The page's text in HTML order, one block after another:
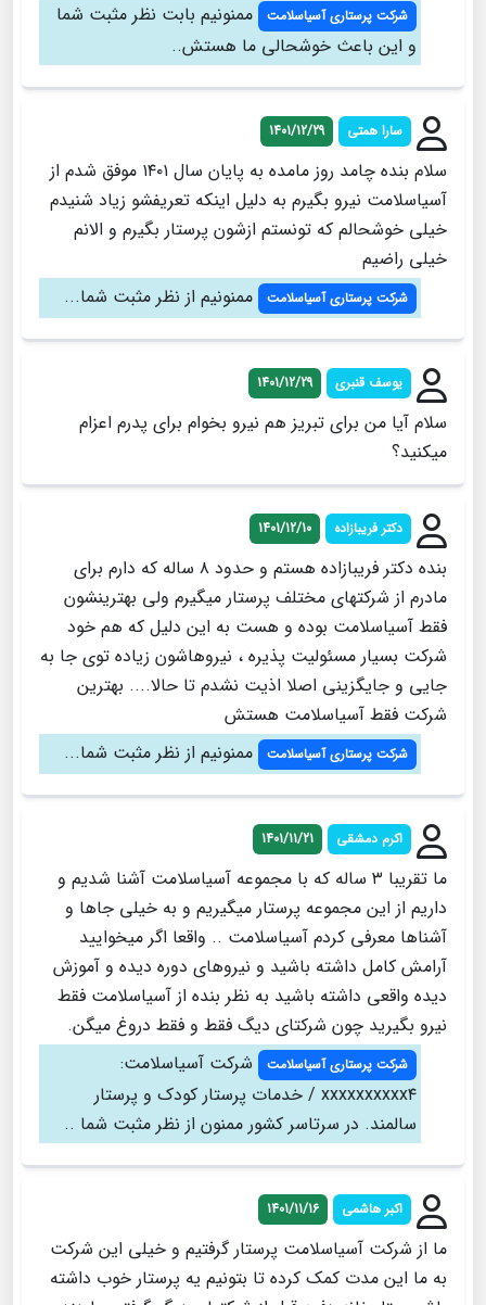
شرکت پرستاری آسیاسلامت
ممنونیم بابت نظر مثبت شما
و این باعث خوشحالی ما هستش..
سارا همتی 1401/12/29
سلام بنده چامد روز مامده به پایان سال ۱۴۰۱ موفق شدم از
آسیاسلامت نیرو بگیرم به دلیل اینکه تعریفشو زیاد شنیدم
خیلی خوشحالم که تونستم ازشون پرستار بگیرم و الانم
خیلی راضیم
شرکت پرستاری آسیاسلامت ممنونیم از نظر مثبت شما...
یوسف قنبری 1401/12/29
سلام آیا من برای تبریز هم نیرو بخوام برای پدرم اعزام
میکنید؟
دکتر فریبازاده 1401/12/10
بنده دکتر فریبازاده هستم و حدود ۸ ساله که دارم برای
مادرم از شرکتهای مختلف پرستار میگیرم ولی بهترینشون
فقط آسیاسلامت بوده و هست به این دلیل که هم خود
شرکت بسیار مسئولیت پذیره ، نیروهاشون زیاده توی جا به
جایی و جایگزینی اصلا اذیت نشدم تا حالا.... بهترین
شرکت فقط آسیاسلامت هستش
شرکت پرستاری آسیاسلامت ممنونیم از نظر مثبت شما...
اکرم دمشقی 1401/11/21
ما تقریبا ۳ ساله که با مجموعه آسیاسلامت آشنا شدیم و
داریم از این مجموعه پرستار میگیریم و به خیلی جاها و
آشناها معرفی کردم آسیاسلامت .. واقعا اگر میخوایید
آرامش کامل داشته باشید و نیروهای دوره دیده و آموزش
دیده واقعی داشته باشید به نظر بنده از آسیاسلامت فقط
نیرو بگیرید چون شرکتای دیگ فقط و فقط دروغ میگن.
شرکت پرستاری آسیاسلامت
شرکت آسیاسلامت:
xxxxxxxxxx۴ / خدمات پرستار کودک و پرستار
سالمند. در سرتاسر کشور ممنون از نظر مثبت شما ..
اکبر هاشمی 1401/11/16
ما از شرکت آسیاسلامت پرستار گرفتیم و خیلی این شرکت
به ما این مدت کمک کرده تا بتونیم یه پرستار خوب داشته